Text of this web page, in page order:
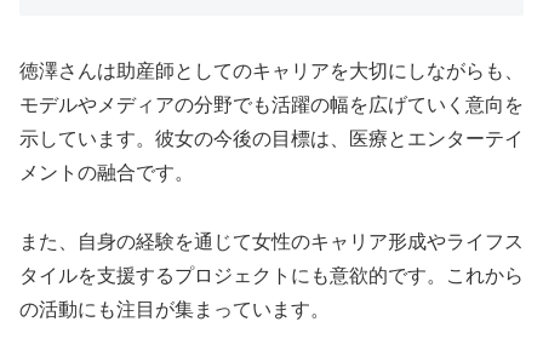
徳澤さんは助産師としてのキャリアを大切にしながらも、
モデルやメディアの分野でも活躍の幅を広げていく意向を
示しています。彼女の今後の目標は、医療とエンターテイ
メントの融合です。
また、自身の経験を通じて女性のキャリア形成やライフス
タイルを支援するプロジェクトにも意欲的です。これから
の活動にも注目が集まっています。